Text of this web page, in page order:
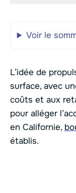
Voir le
L’idée de
surface, avec
coûts et aux
pour alléger
en Californie,
établis.